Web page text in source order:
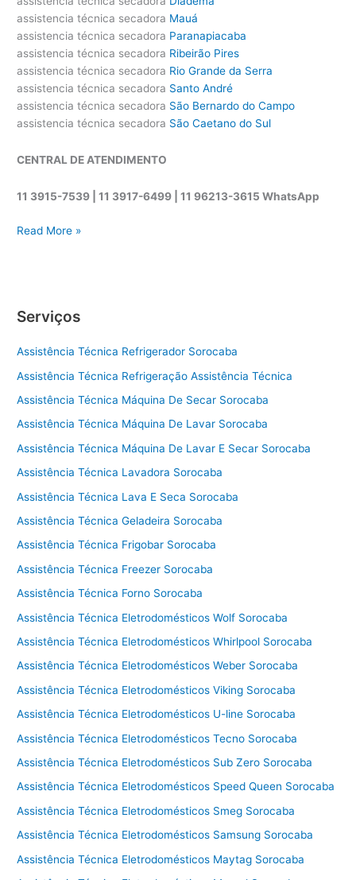
assistencia técnica secadora Mauá
assistencia técnica secadora Paranapiacaba
assistencia técnica secadora Ribeirão Pires
assistencia técnica secadora Rio Grande da Serra
assistencia técnica secadora Santo André
assistencia técnica secadora São Bernardo do Campo
assistencia técnica secadora São Caetano do Sul
CENTRAL DE ATENDIMENTO
11 3915-7539 | 11 3917-6499 | 11 96213-3615 WhatsApp
A
t
n
c
a
t
n
a
s
a
d
r
a
Read More »
Serviços
Assistência Técnica Refrigerador Sorocaba
Assistência Técnica Refrigeração Assistência Técnica
Assistência Técnica Máquina De Secar Sorocaba
Assistência Técnica Máquina De Lavar Sorocaba
Assistência Técnica Máquina De Lavar E Secar Sorocaba
Assistência Técnica Lavadora Sorocaba
Assistência Técnica Lava E Seca Sorocaba
Assistência Técnica Geladeira Sorocaba
Assistência Técnica Frigobar Sorocaba
Assistência Técnica Freezer Sorocaba
Assistência Técnica Forno Sorocaba
Assistência Técnica Eletrodomésticos Wolf Sorocaba
Assistência Técnica Eletrodomésticos Whirlpool Sorocaba
Assistência Técnica Eletrodomésticos Weber Sorocaba
Assistência Técnica Eletrodomésticos Viking Sorocaba
Assistência Técnica Eletrodomésticos U-line Sorocaba
Assistência Técnica Eletrodomésticos Tecno Sorocaba
Assistência Técnica Eletrodomésticos Sub Zero Sorocaba
Assistência Técnica Eletrodomésticos Speed Queen Sorocaba
Assistência Técnica Eletrodomésticos Smeg Sorocaba
Assistência Técnica Eletrodomésticos Samsung Sorocaba
Assistência Técnica Eletrodomésticos Maytag Sorocaba